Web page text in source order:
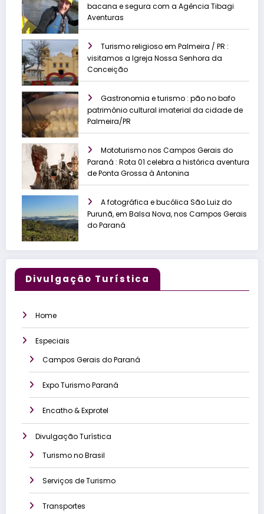
bacana e segura com a Agência Tibagi
Aventuras
Turismo religioso em Palmeira / PR :
visitamos a Igreja Nossa Senhora da
Conceição
Gastronomia e turismo : pão no bafo
patrimônio cultural imaterial da cidade de
Palmeira/PR
Mototurismo nos Campos Gerais do
Paraná : Rota 01 celebra a histórica aventura
de Ponta Grossa à Antonina
A fotográfica e bucólica São Luiz do
Purunã, em Balsa Nova, nos Campos Gerais
do Paraná
Divulgação Turística
Home
Especiais
Campos Gerais do Paraná
Expo Turismo Paraná
Encatho & Exprotel
Divulgação Turística
Turismo no Brasil
Serviços de Turismo
Transportes